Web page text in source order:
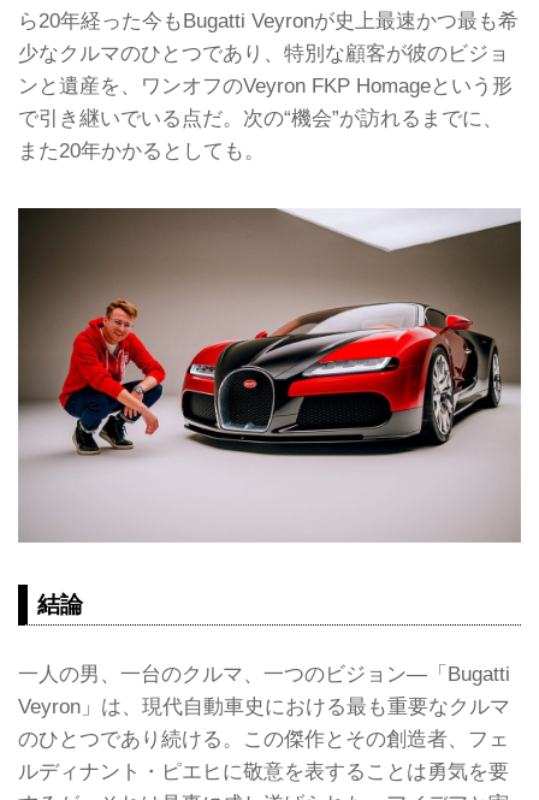
ら20年経った今もBugatti Veyronが史上最速かつ最も希
少なクルマのひとつであり、特別な顧客が彼のビジョ
ンと遺産を、ワンオフのVeyron FKP Homageという形
で引き継いでいる点だ。次の“機会”が訪れるまでに、
また20年かかるとしても。
結論
一人の男、一台のクルマ、一つのビジョン―「Bugatti
Veyron」は、現代自動車史における最も重要なクルマ
のひとつであり続ける。この傑作とその創造者、フェ
ルディナント・ピエヒに敬意を表することは勇気を要